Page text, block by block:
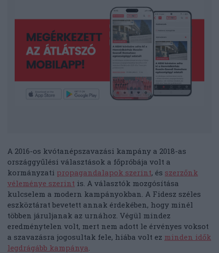
A 2016-os kvótanépszavazási kampány a 2018-as
országgyűlési választások a főpróbája volt a
kormányzati propagandalapok szerint, és szerzőnk
véleménye szerint is. A választók mozgósítása
kulcselem a modern kampányokban. A Fidesz széles
eszköztárat bevetett annak érdekében, hogy minél
többen járuljanak az urnához. Végül mindez
eredménytelen volt, mert nem adott le érvényes voksot
a szavazásra jogosultak fele, hiába volt ez minden idők
legdrágább kampánya